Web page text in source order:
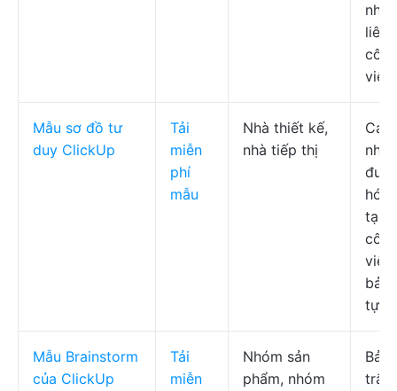
liên
việc
Mẫu sơ đồ tư
duy ClickUp
Tải
miễn
phí
mẫu
Nhà thiết kế,
nhà tiếp thị
Các
hóa
tạo/
bản
tự
Mẫu Brainstorm
của ClickUp
Tải
miễn
Nhóm sản
phẩm, nhóm